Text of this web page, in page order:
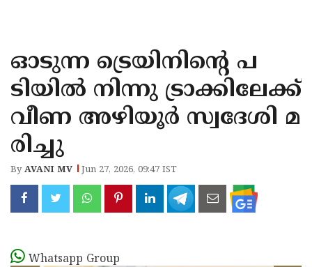
KANNUR
KASARAGOD
ഓടുന്ന ട്രെയിനിന്റെ പ
ടിയിൽ നിന്നു ട്രാക്കിലേക്ക്
വീണ അഴിയൂർ സ്വദേശി മ
രിച്ചു
ByAVANI MV Jun 27, 2026, 09:47 IST
Whatsapp Group